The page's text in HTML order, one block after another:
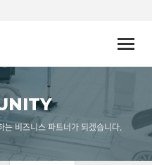
Toggle
는 비즈니스 파트너가 되겠습니다.